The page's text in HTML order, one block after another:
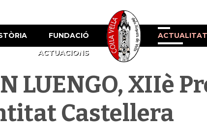
FUNDACIÓ
ACTUACIONS
ACTUALITAT
LUENGO, XIIè
Castellera